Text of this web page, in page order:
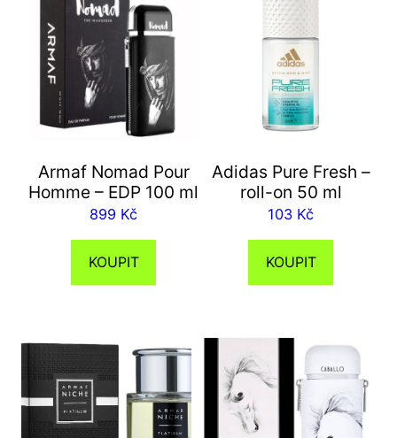
Armaf Nomad Pour
Homme – EDP 100 ml
899 Kč
KOUPIT
Adidas Pure Fresh –
roll-on 50 ml
103 Kč
KOUPIT